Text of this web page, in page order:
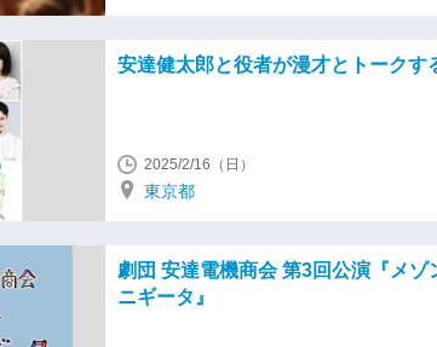
安達健太郎と役者が漫才とトークす
2025/2/16（日）
東京都
劇団 安達電機商会 第3回公演『メゾ
ニギータ』